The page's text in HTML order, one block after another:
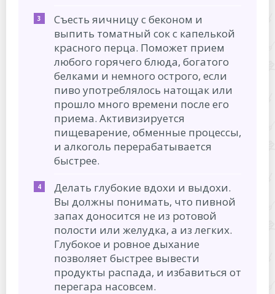
Съесть яичницу с беконом и
выпить томатный сок с капелькой
красного перца. Поможет прием
любого горячего блюда, богатого
белками и немного острого, если
пиво употреблялось натощак или
прошло много времени после его
приема. Активизируется
пищеварение, обменные процессы,
и алкоголь перерабатывается
быстрее.
Делать глубокие вдохи и выдохи.
Вы должны понимать, что пивной
запах доносится не из ротовой
полости или желудка, а из легких.
Глубокое и ровное дыхание
позволяет быстрее вывести
продукты распада, и избавиться от
перегара насовсем.